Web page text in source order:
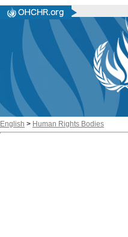
English > Human Rights Bodies